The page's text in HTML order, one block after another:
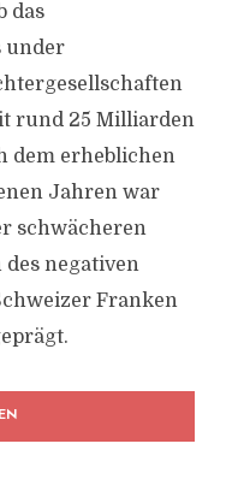
das
under
rund 25 Milliarden
dem erheblichen
Jahren war
schwächeren
des negativen
Franken